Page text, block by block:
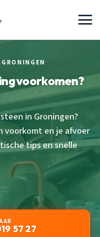
voorkomen?
in Groningen?
voorkomt en je afvoer
tips en snelle
57 27